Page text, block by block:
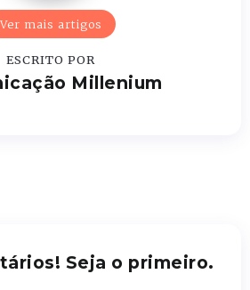
Ver mais artigos
ESCRITO POR
Millenium
Seja o primeiro.